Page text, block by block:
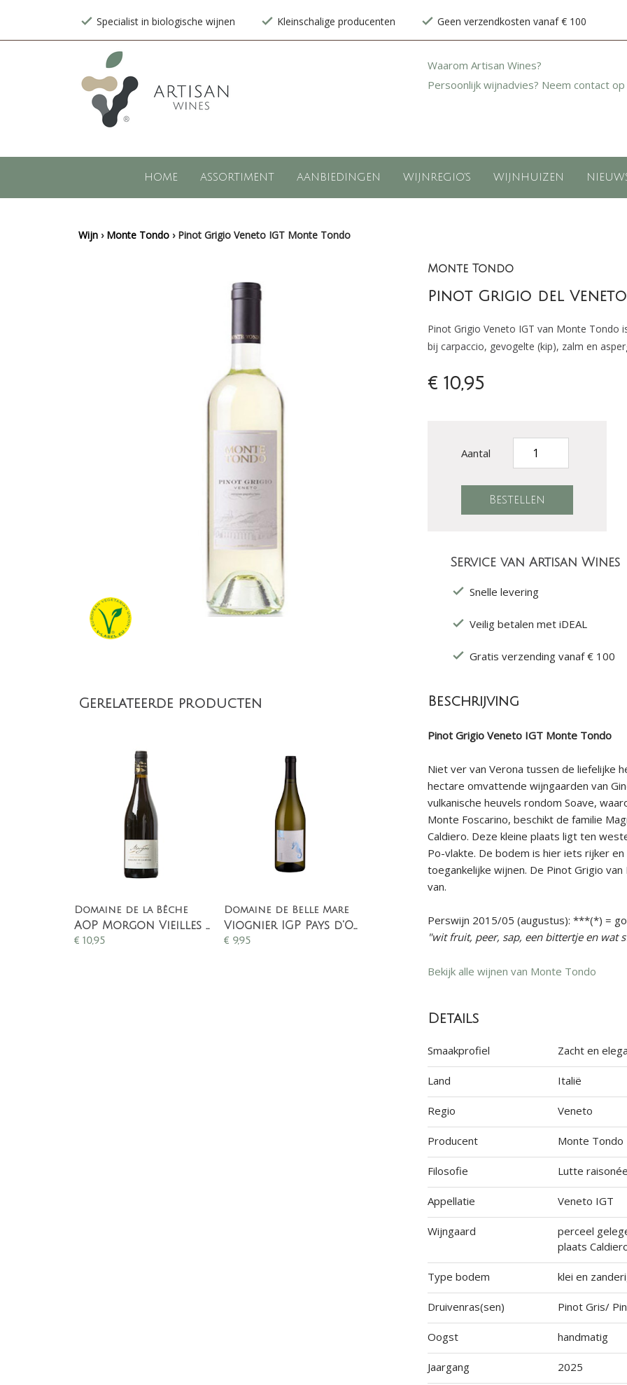
Specialist in biologische wijnen Kleinschalige producenten Geen verzendkosten vanaf € 100
Waarom Artisan Wines?
Persoonlijk wijnadvies? Neem contact op
HOME ASSORTIMENT AANBIEDINGEN WIJNREGIO'S WIJNHUIZEN
Wijn › Monte Tondo › Pinot Grigio Veneto IGT Monte Tondo
Gerelateerde producten
Domaine de la Bêche
AOP Morgon Vieilles Vignes
€ 10,95
Domaine de Belle Mare
Viognier IGP Pays d'OC
€9,95
Monte Tondo
Pinot Grigio del Veneto
Pinot Grigio Veneto IGT van Monte Tondo
bij carpaccio, gevogelte (kip), zalm en
€ 10,95
Aantal
Service van Artisan Wines
Snelle levering
Veilig betalen met iDEAL
Gratis verzending vanaf € 100
Beschrijving
Pinot Grigio Veneto IGT Monte Tondo
Niet ver van Verona tussen de liefelijke
hectare omvattende wijngaarden van
vulkanische heuvels rondom Soave,
Monte Foscarino, beschikt de familie
Caldiero. Deze kleine plaats ligt ten
Po-vlakte. De bodem is hier iets rijker
toegankelijke wijnen. De Pinot Grigio
van.
Perswijn 2015/05 (augustus): ***(*) =
"wit fruit, peer, sap, een bittertje en wat
Bekijk alle wijnen van Monte Tondo
Details
Smaakprofiel Zacht en
Land Italië
Regio Veneto
Producent Monte Tondo
Filosofie Lutte
Appellatie Veneto IGT
Wijngaard
perceel
plaats
Type bodem klei en
Druivenras(sen) Pinot Gris/
Oogst handmatig
Jaargang 2025